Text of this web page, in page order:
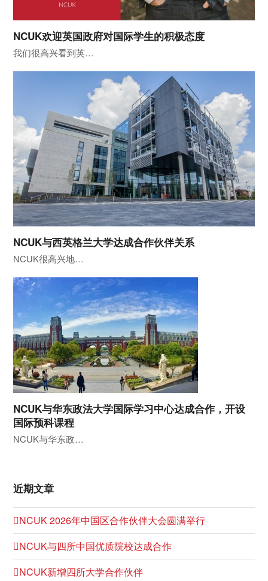
NCUK欢迎英国政府对国际学生的积极态度
我们很高兴看到英…
NCUK与西英格兰大学达成合作伙伴关系
NCUK很高兴地…
NCUK与华东政法大学国际学习中心达成合作，开设
国际预科课程
NCUK与华东政…
近期文章
NCUK 2026年中国区合作伙伴大会圆满举行
NCUK与四所中国优质院校达成合作
NCUK新增四所大学合作伙伴